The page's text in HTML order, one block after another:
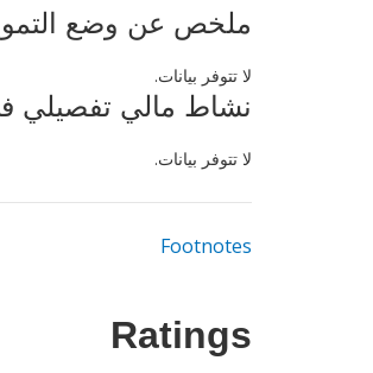
ملخص عن وضع التمويل
لا تتوفر بيانات.
نشاط مالي تفصيلي في 2026/
لا تتوفر بيانات.
Footnotes
Ratings